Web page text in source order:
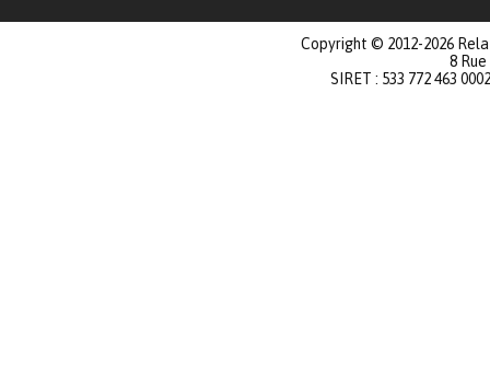
Copyright © 2012-2026
8
SIRET : 533 772 463